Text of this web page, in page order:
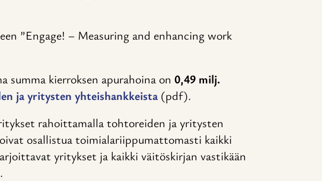
”Engage! – Measuring and enhancing work
summa kierroksen apurahoina on 0,49 milj.
ja yritysten yhteishankkeista (pdf).
rahoittamalla tohtoreiden ja yritysten
osallistua toimialariippumattomasti kaikki
yritykset ja kaikki väitöskirjan vastikään